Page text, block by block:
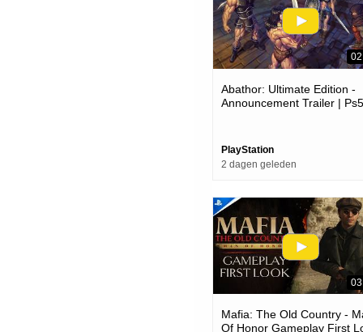
Abathor: Ultimate Edition -
Announcement Trailer | Ps5
PlayStation
2 dagen geleden
Mafia: The Old Country -
Of Honor Gameplay First